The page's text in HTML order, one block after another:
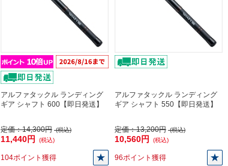
アルファタックル ランディング
ギア シャフト 600【即日発送】
定価：14,300円 (税込)
11,440円 (税込)
104ポイント獲得
アルファタックル ランディング
ギア シャフト 550【即日発送】
定価：13,200円 (税込)
10,560円 (税込)
96ポイント獲得